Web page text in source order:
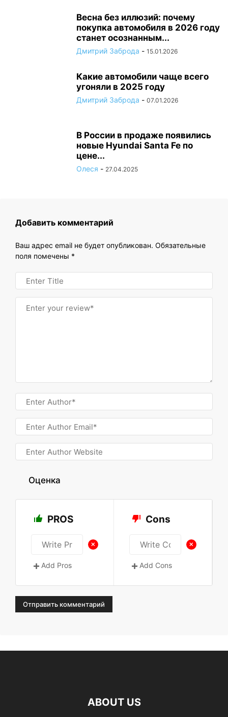
Весна без иллюзий: почему
покупка автомобиля в 2026 году
станет осознанным...
Дмитрий Заброда - 15.01.2026
Какие автомобили чаще всего
угоняли в 2025 году
Дмитрий Заброда - 07.01.2026
В России в продаже появились
новые Hyundai Santa Fe по
цене...
Олеся - 27.04.2025
Добавить комментарий
Ваш адрес email не будет опубликован. Обязательные
поля помечены *
Оценка
PROS
+
Add Pros
Cons
+
Add Cons
ABOUT US